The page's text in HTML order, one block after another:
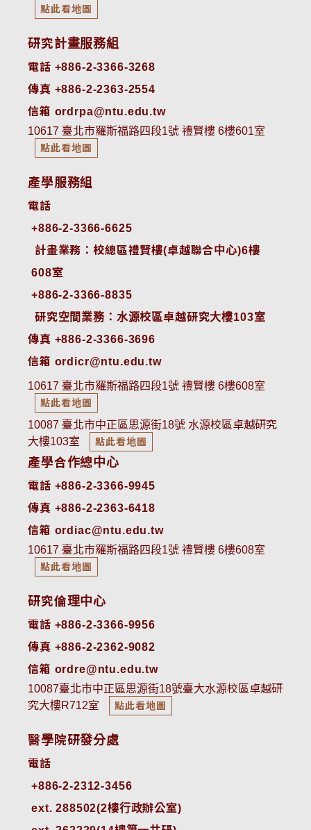
點此看地圖
研究計畫服務組
電話 +886-2-3366-3268
傳真 +886-2-2363-2554
信箱 ordrpa@ntu.edu.tw
10617 臺北市羅斯福路四段1號 禮賢樓 6樓601室
點此看地圖
產學服務組
電話
+886-2-3366-6625
計畫業務：校總區禮賢樓(卓越聯合中心)6樓
608室
+886-2-3366-8835
研究空間業務：水源校區卓越研究大樓103室
傳真 +886-2-3366-3696
信箱 ordicr@ntu.edu.tw
10617 臺北市羅斯福路四段1號 禮賢樓 6樓608室
點此看地圖
10087 臺北市中正區思源街18號 水源校區卓越研究
大樓103室
點此看地圖
產學合作總中心
電話 +886-2-3366-9945
傳真 +886-2-2363-6418
信箱 ordiac@ntu.edu.tw
10617 臺北市羅斯福路四段1號 禮賢樓 6樓608室
點此看地圖
研究倫理中心
電話 +886-2-3366-9956
傳真 +886-2-2362-9082
信箱 ordre@ntu.edu.tw
10087臺北市中正區思源街18號臺大水源校區卓越研
究大樓R712室
點此看地圖
醫學院研發分處
電話
ext. 288502(2樓行政辦公室)